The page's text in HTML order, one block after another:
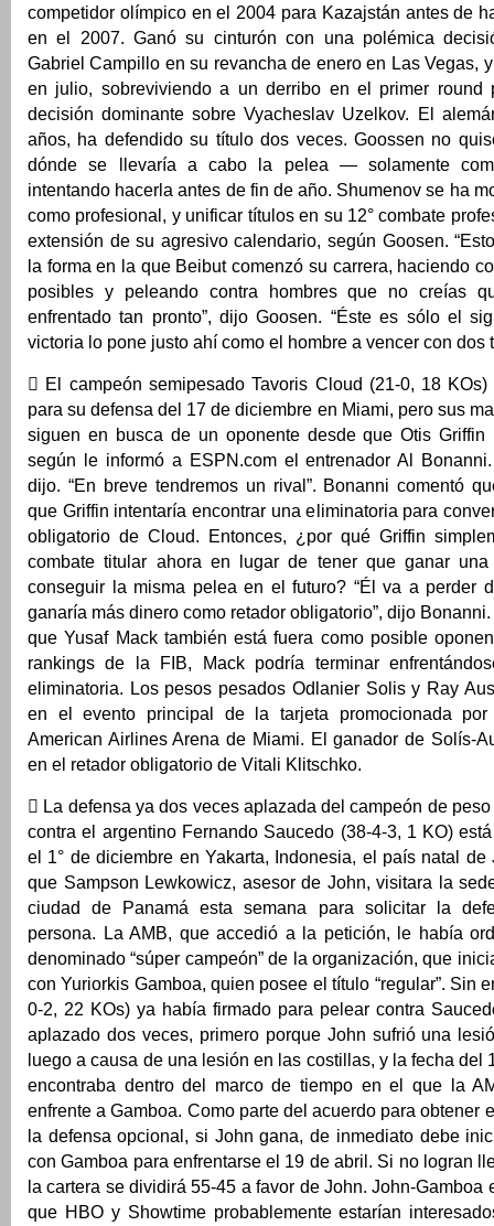
competidor olímpico en el 2004 para Kazajstán antes de
en el 2007. Ganó su cinturón con una polémica
Gabriel Campillo en su revancha de enero en Las Vegas,
en julio, sobreviviendo a un derribo en el primer round
decisión dominante sobre Vyacheslav Uzelkov. El
años, ha defendido su título dos veces. Goossen no
dónde se llevaría a cabo la pelea — solamente
intentando hacerla antes de fin de año. Shumenov se ha
como profesional, y unificar títulos en su 12° combate
extensión de su agresivo calendario, según Goosen.
la forma en la que Beibut comenzó su carrera, haciendo
posibles y peleando contra hombres que no creías
enfrentado tan pronto”, dijo Goosen. “Éste es sólo el
victoria lo pone justo ahí como el hombre a vencer con dos
 El campeón semipesado Tavoris Cloud (21-0, 18
para su defensa del 17 de diciembre en Miami, pero sus
siguen en busca de un oponente desde que Otis Griffin
según le informó a ESPN.com el entrenador Al Bonanni.
dijo. “En breve tendremos un rival”. Bonanni comentó
que Griffin intentaría encontrar una eliminatoria para
obligatorio de Cloud. Entonces, ¿por qué Griffin
combate titular ahora en lugar de tener que ganar una
conseguir la misma pelea en el futuro? “Él va a perder
ganaría más dinero como retador obligatorio”, dijo
que Yusaf Mack también está fuera como posible
rankings de la FIB, Mack podría terminar
eliminatoria. Los pesos pesados Odlanier Solis y Ray
en el evento principal de la tarjeta promocionada
American Airlines Arena de Miami. El ganador de Solís-
en el retador obligatorio de Vitali Klitschko.
 La defensa ya dos veces aplazada del campeón de
contra el argentino Fernando Saucedo (38-4-3, 1 KO)
el 1° de diciembre en Yakarta, Indonesia, el país natal de
que Sampson Lewkowicz, asesor de John, visitara la
ciudad de Panamá esta semana para solicitar la
persona. La AMB, que accedió a la petición, le había
denominado “súper campeón” de la organización, que
con Yuriorkis Gamboa, quien posee el título “regular”. Sin
0-2, 22 KOs) ya había firmado para pelear contra
aplazado dos veces, primero porque John sufrió una
luego a causa de una lesión en las costillas, y la fecha del
encontraba dentro del marco de tiempo en el que la
enfrente a Gamboa. Como parte del acuerdo para obtener
la defensa opcional, si John gana, de inmediato debe
con Gamboa para enfrentarse el 19 de abril. Si no logran
la cartera se dividirá 55-45 a favor de John. John-Gamboa
que HBO y Showtime probablemente estarían